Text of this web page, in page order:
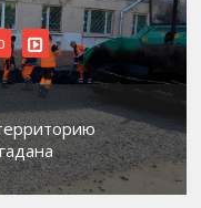
к пилотному
из групп
«Переправа»